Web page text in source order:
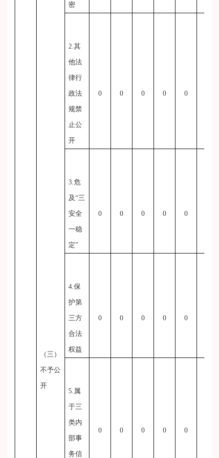
（三）
不予公
开
密
2.其
他法
律行
政法
规禁
止公
开
0 0 0 0 0
3.危
及“三
安全
一稳
定”
0 0 0 0 0
4.保
护第
三方
合法
权益
0 0 0 0 0
5.属
于三
类内
部事
务信
0 0 0 0 0